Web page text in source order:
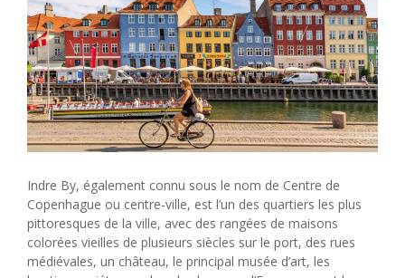
Indre By, également connu sous le nom de Centre de
Copenhague ou centre-ville, est l’un des quartiers les plus
pittoresques de la ville, avec des rangées de maisons
colorées vieilles de plusieurs siècles sur le port, des rues
médiévales, un château, le principal musée d’art, les